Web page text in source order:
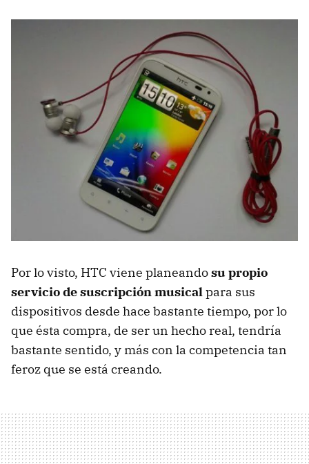
Por lo visto, HTC viene planeandosu propio
servicio de suscripción musicalpara sus
dispositivos desde hace bastante tiempo, por lo
que ésta compra, de ser un hecho real, tendría
bastante sentido, y más con la competencia tan
feroz que se está creando.